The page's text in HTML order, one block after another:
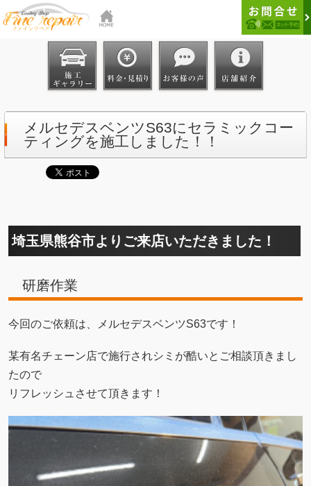
メルセデスベンツS63にセラミックコー
ティングを施工しました！！
埼玉県熊谷市よりご来店いただきました！
研磨作業
今回のご依頼は、メルセデスベンツS63です！
某有名チェーン店で施行されシミが酷いとご相談頂きまし
たので
リフレッシュさせて頂きます！